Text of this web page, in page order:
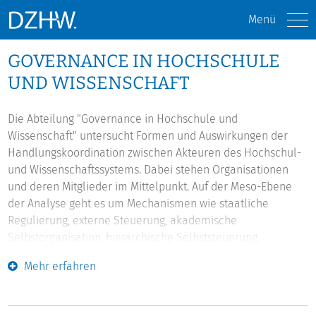
Menü
GOVERNANCE IN HOCHSCHULE
UND WISSENSCHAFT
Die Abteilung "Governance in Hochschule und
Wissenschaft" untersucht Formen und Auswirkungen der
Handlungskoordination zwischen Akteuren des Hochschul-
und Wissenschaftssystems. Dabei stehen Organisationen
und deren Mitglieder im Mittelpunkt. Auf der Meso-Ebene
der Analyse geht es um Mechanismen wie staatliche
Regulierung, externe Steuerung, akademische
Selbstorganisation, hierarchische Selbststeuerung,
Scientific Communities. Zweitens werden konkrete
untersucht, die man als Governance-Regime fassen kann.
Mehr erfahren